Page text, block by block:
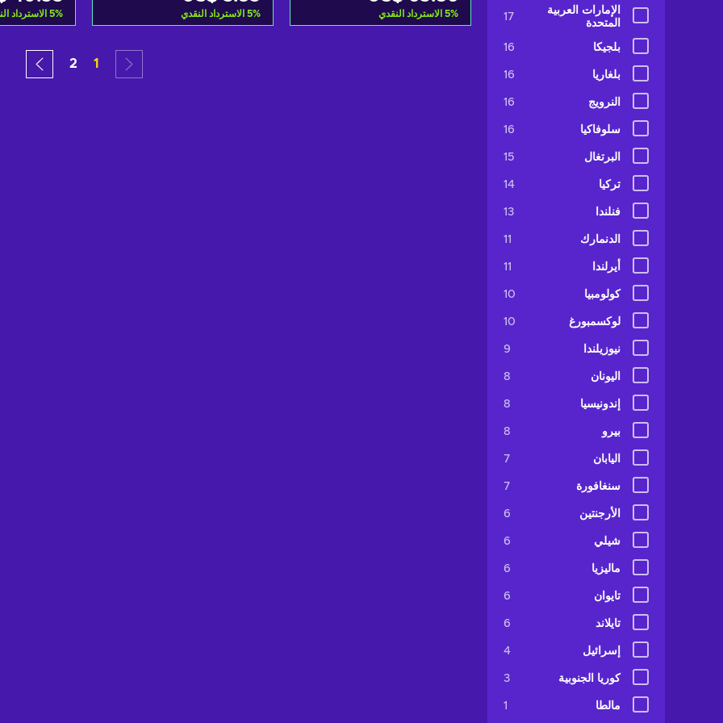
الإمارات العربية
المتحدة
17
بلجيكا 16
بلغاريا 16
النرويج 16
سلوفاكيا 16
البرتغال 15
تركيا 14
فنلندا 13
الدنمارك 11
أيرلندا 11
كولومبيا 10
لوكسمبورغ 10
نيوزيلندا 9
اليونان 8
إندونيسيا 8
بيرو 8
اليابان 7
سنغافورة 7
الأرجنتين 6
شيلي 6
ماليزيا 6
تايوان 6
تايلاند 6
إسرائيل 4
كوريا الجنوبية 3
مالطا 1
5% الاسترداد النقدي 5% الاسترداد النقدي
أضف إلى سلة التسوق
5% الاسترداد
أضف
1
2